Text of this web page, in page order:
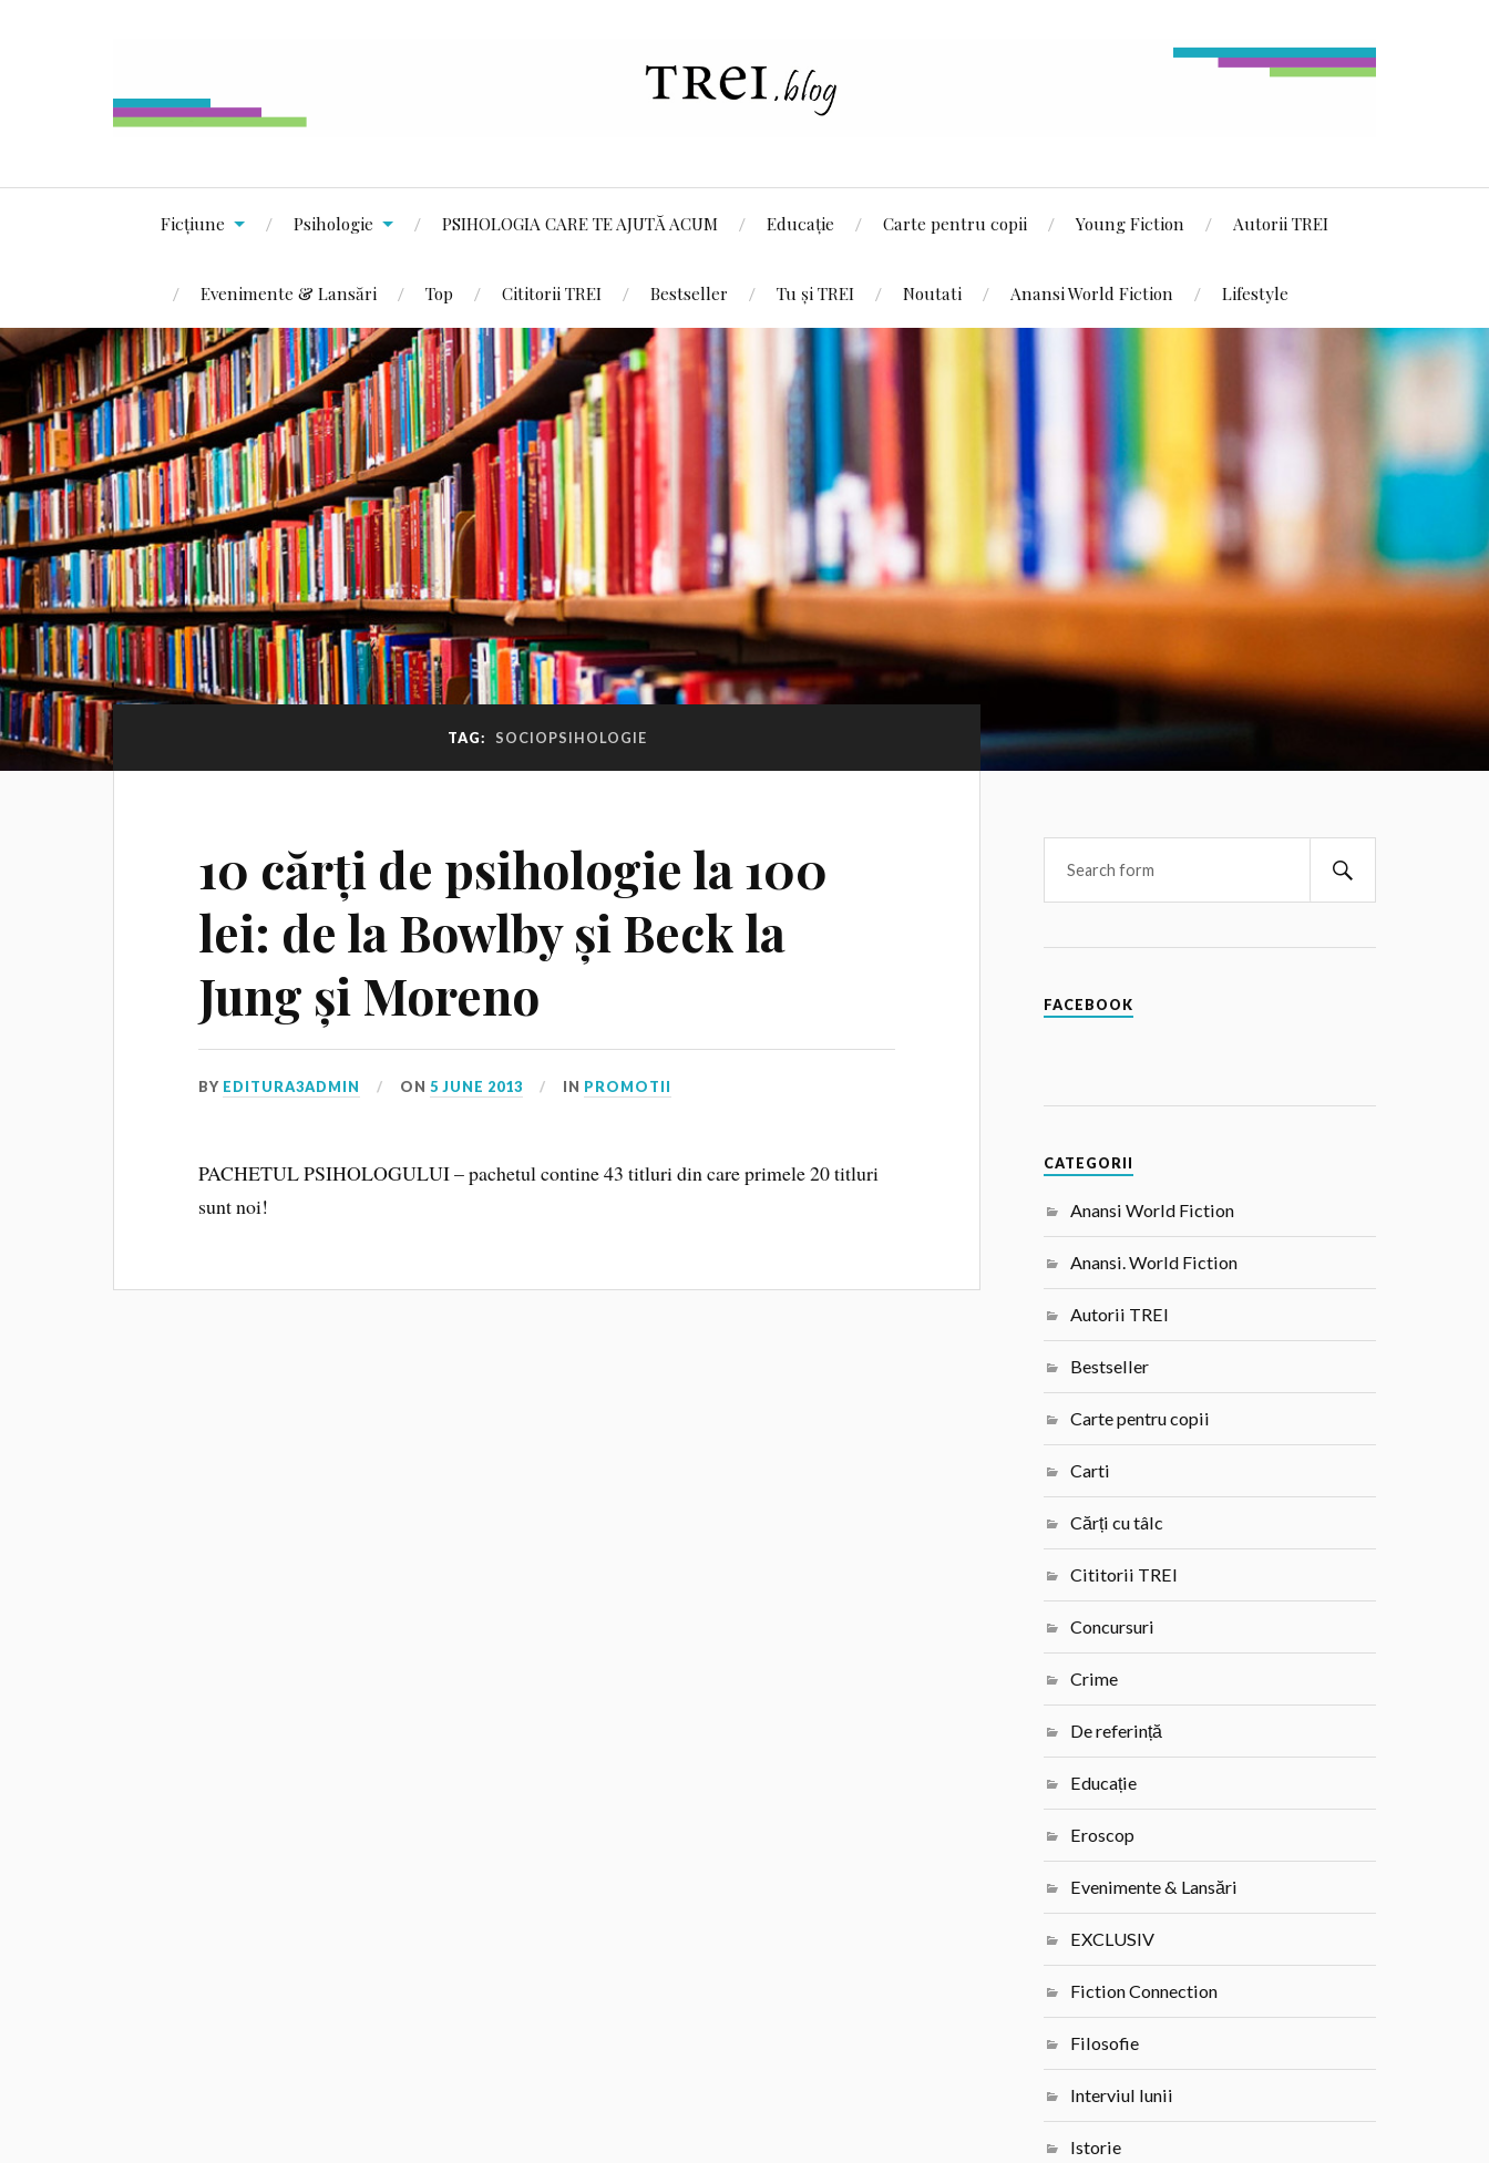
Ficțiune Psihologie PSIHOLOGIA CARE TE AJUTĂ ACUM Educație Carte pentru copii Young Fiction Autorii TREI
Evenimente & Lansări Top Cititorii TREI Bestseller Tu și TREI Noutati Anansi World Fiction Lifestyle
TAG: SOCIOPSIHOLOGIE
10 cărți de psihologie la 100
lei: de la Bowlby și Beck la
Jung și Moreno
BY EDITURA3ADMIN ON5 JUNE 2013 IN PROMOTII
PACHETUL PSIHOLOGULUI – pachetul contine 43 titluri din care primele 20 titluri
sunt noi!
FACEBOOK
CATEGORII
Anansi World Fiction
Anansi. World Fiction
Autorii TREI
Bestseller
Carte pentru copii
Carti
Cărți cu tâlc
Cititorii TREI
Concursuri
Crime
De referință
Educație
Eroscop
Evenimente & Lansări
EXCLUSIV
Fiction Connection
Filosofie
Interviul lunii
Istorie